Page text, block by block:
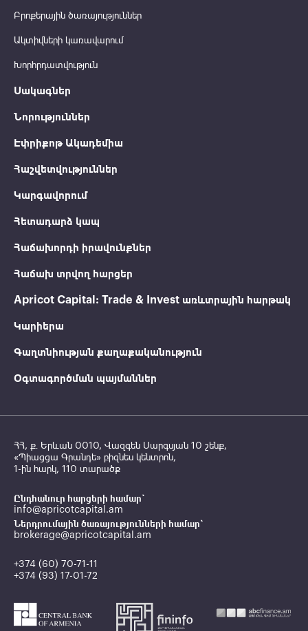
Բրոքերային ծառայություններ
Ակտիվների կառավարում
Խորհրդատվություն
Սակագներ
Նորություններ
Էփրիքոթ Ակադեմիա
Հաշվետվություններ
Կարգավորում
Հետադարձ կապ
Հաճախորդի իրավունքներ
Հաճախ տրվող հարցեր
Apricot Capital: Trade & Invest առևտրային հարթակ
Կարիերա
Գաղտնիության քաղաքականություն
Օգտագործման պայմաններ
ՀՀ, ք․ Երևան 0010, Վազգեն Սարգսյան 10 շենք,
«Պիացցա Գրանդե» բիզնես կենտրոն,
1-ին հարկ, 110 տարածք
Ընդհանուր հարցերի համար`
info@apricotcapital.am
Ներդրումային ծառայությունների համար`
brokerage@apricotcapital.am
+374 (60) 70-71-11
+374 (93) 17-01-72